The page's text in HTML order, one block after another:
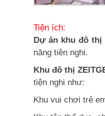
Tiện ích:
Dự án khu đô thị
năng tiện nghi.
Khu đô thị
tiện nghi như:
Khu vui chơi trẻ